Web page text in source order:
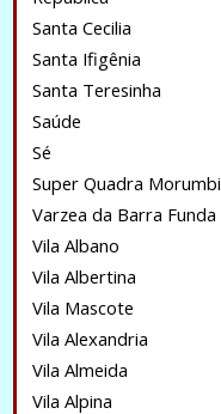
Santa Cecilia
Santa Ifigênia
Santa Teresinha
Saúde
Sé
Super Quadra Morumbi
Varzea da Barra Funda
Vila Albano
Vila Albertina
Vila Mascote
Vila Alexandria
Vila Almeida
Vila Alpina